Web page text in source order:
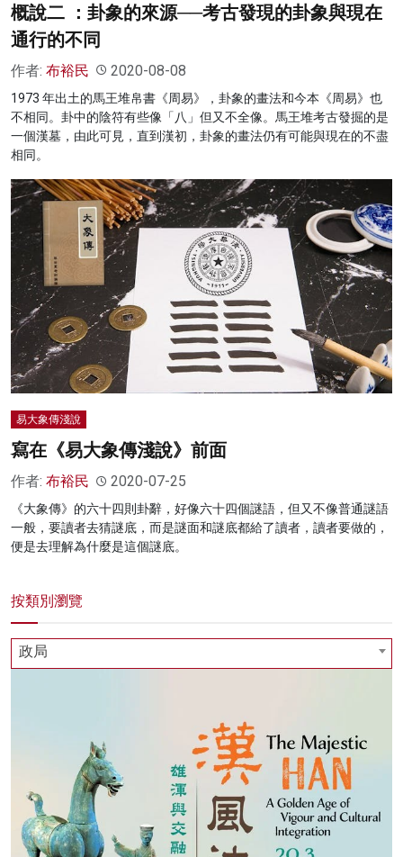
概說二 ：卦象的來源──考古發現的卦象與現在
通行的不同
作者: 布裕民 2020-08-08
1973 年出土的馬王堆帛書《周易》，卦象的畫法和今本《周易》也
不相同。卦中的陰符有些像「八」但又不全像。馬王堆考古發掘的是
一個漢墓，由此可見，直到漢初，卦象的畫法仍有可能與現在的不盡
相同。
易大象傳淺說
寫在《易大象傳淺說》前面
作者: 布裕民 2020-07-25
《大象傳》的六十四則卦辭，好像六十四個謎語，但又不像普通謎語
一般，要讀者去猜謎底，而是謎面和謎底都給了讀者，讀者要做的，
便是去理解為什麼是這個謎底。
按類別瀏覽
政局